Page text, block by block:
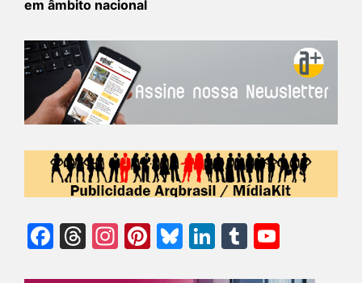
em âmbito nacional
Facebook
Threads
Instagram
Pinterest
Bluesky
LinkedIn
Tumblr